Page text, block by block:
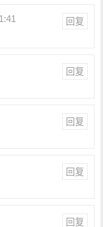
回复
回复
回复
回复
回复